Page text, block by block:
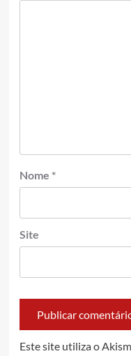
Nome *
Site
Este site utiliza o